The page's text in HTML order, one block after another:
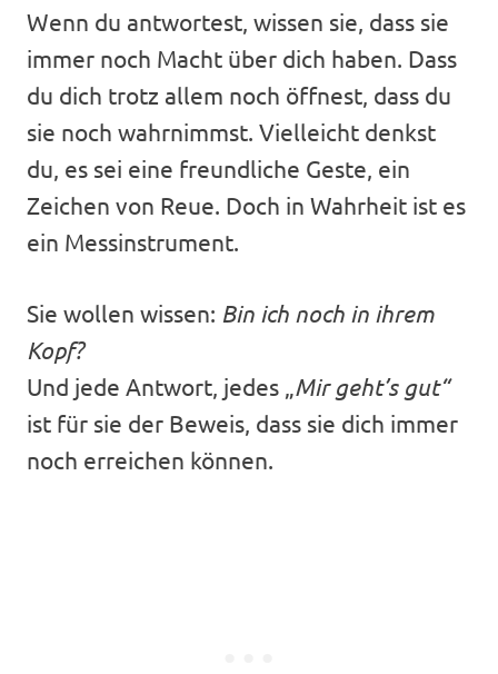
Wenn du antwortest, wissen sie, dass sie
immer noch Macht über dich haben. Dass
du dich trotz allem noch öffnest, dass du
sie noch wahrnimmst. Vielleicht denkst
du, es sei eine freundliche Geste, ein
Zeichen von Reue. Doch in Wahrheit ist es
ein Messinstrument.
Sie wollen wissen: Bin ich noch in ihrem
Kopf?
Und jede Antwort, jedes „Mir geht’s gut“
ist für sie der Beweis, dass sie dich immer
noch erreichen können.